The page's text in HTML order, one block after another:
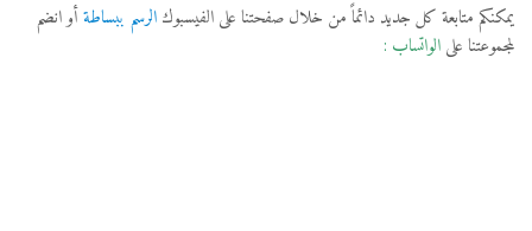
يمكنكم متابعة كل جديد دائماً من خلال صفحتنا على الفيسبوكالرسم ببساطةأو انضم
لمجموعتنا علىالواتساب :